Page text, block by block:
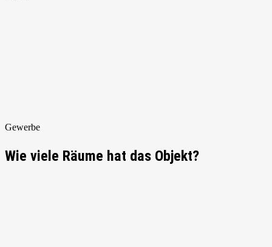
Gewerbe
Wie viele Räume hat das Objekt?